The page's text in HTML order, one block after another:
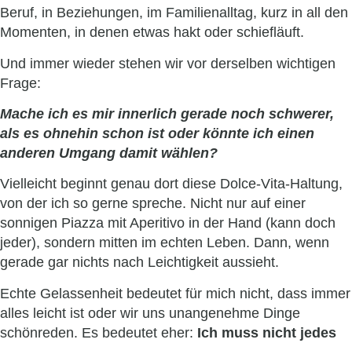
Beruf, in Beziehungen, im Familienalltag, kurz in all den
Momenten, in denen etwas hakt oder schiefläuft.
Und immer wieder stehen wir vor derselben wichtigen
Frage:
Mache ich es mir innerlich gerade noch schwerer,
als es ohnehin schon ist oder könnte ich einen
anderen Umgang damit wählen?
Vielleicht beginnt genau dort diese Dolce-Vita-Haltung,
von der ich so gerne spreche. Nicht nur auf einer
sonnigen Piazza mit Aperitivo in der Hand (kann doch
jeder), sondern mitten im echten Leben. Dann, wenn
gerade gar nichts nach Leichtigkeit aussieht.
Echte Gelassenheit bedeutet für mich nicht, dass immer
alles leicht ist oder wir uns unangenehme Dinge
schönreden. Es bedeutet eher: Ich muss nicht jedes